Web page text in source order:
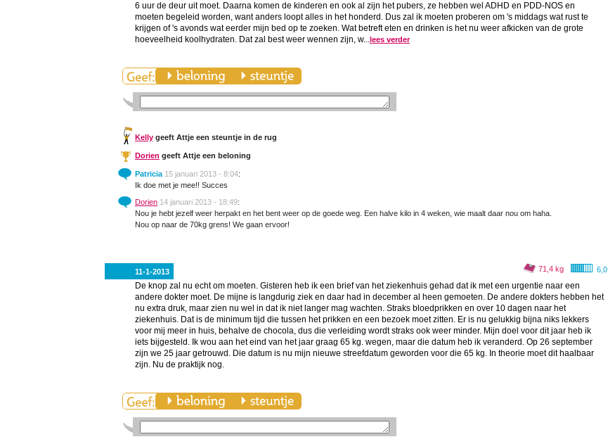
6 uur de deur uit moet. Daarna komen de kinderen en ook al zijn het pubers, ze hebben wel ADHD en PDD-NOS en
moeten begeleid worden, want anders loopt alles in het honderd. Dus zal ik moeten proberen om 's middags wat rust te
krijgen of 's avonds wat eerder mijn bed op te zoeken. Wat betreft eten en drinken is het nu weer afkicken van de grote
hoeveelheid koolhydraten. Dat zal best weer wennen zijn, w...lees verder
Kelly geeft Attje een steuntje in de rug
Dorien geeft Attje een beloning
Patricia 15 januari 2013 - 8:04:
Ik doe met je mee!! Succes
Dorien 14 januari 2013 - 18:49:
Nou je hebt jezelf weer herpakt en het bent weer op de goede weg. Een halve kilo in 4 weken, wie maalt daar nou om haha.
Nou op naar de 70kg grens! We gaan ervoor!
11-1-2013 6,0
71,4 kg
De knop zal nu echt om moeten. Gisteren heb ik een brief van het ziekenhuis gehad dat ik met een urgentie naar een
andere dokter moet. De mijne is langdurig ziek en daar had in december al heen gemoeten. De andere dokters hebben het
nu extra druk, maar zien nu wel in dat ik niet langer mag wachten. Straks bloedprikken en over 10 dagen naar het
ziekenhuis. Dat is de minimum tijd die tussen het prikken en een bezoek moet zitten. Er is nu gelukkig bijna niks lekkers
voor mij meer in huis, behalve de chocola, dus die verleiding wordt straks ook weer minder. Mijn doel voor dit jaar heb ik
iets bijgesteld. Ik wou aan het eind van het jaar graag 65 kg. wegen, maar die datum heb ik veranderd. Op 26 september
zijn we 25 jaar getrouwd. Die datum is nu mijn nieuwe streefdatum geworden voor die 65 kg. In theorie moet dit haalbaar
zijn. Nu de praktijk nog.